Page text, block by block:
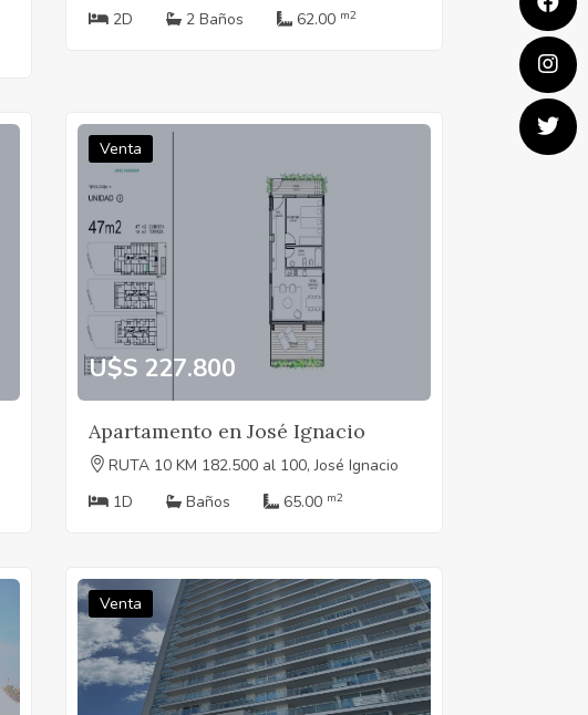
2D
2 Baños 62.00 m2
Venta
U$S 227.800
Apartamento en José Ignacio
RUTA 10 KM 182.500 al 100, José Ignacio
1D
Baños 65.00 m2
Venta